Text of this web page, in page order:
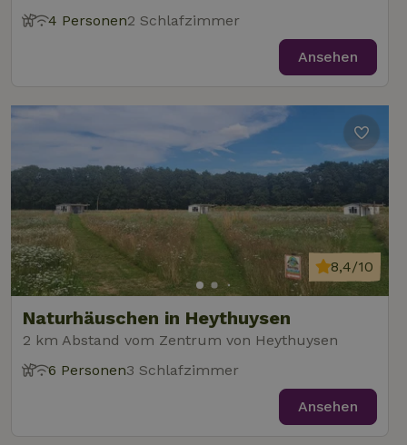
4 Personen2 Schlafzimmer
Ansehen
Naturhäuschen in Heythuysen
2 km Abstand vom Zentrum von Heythuysen
8,4/10
6 Personen3 Schlafzimmer
Ansehen